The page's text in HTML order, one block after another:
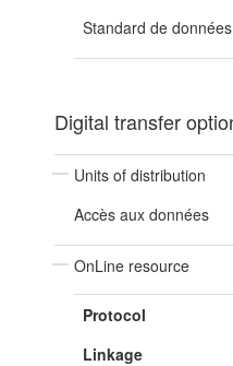
Standard de
Digital transfer
Units of distribution
Accès aux données
OnLine resource
Protocol
Linkage